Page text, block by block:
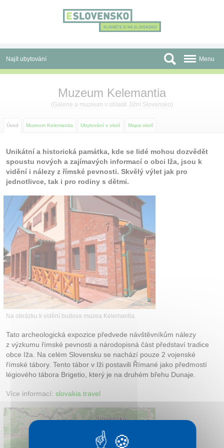
Najít ubytování
Slevy a Last Minute
Autobusové zájezdy
Před cestou
Atrakce
O nás
Kontakt
Menu
Muzeum Kelemantia
(Galerie a muzeum v oblasti Jižní Slovensko)
Úvod Muzeum Kelemantia Ubytování v okolí Mapa okolí
Unikátní a historická památka, kde se lidé mohou dozvědět
spoustu nových a zajímavých informací o obci Iža, jsou k
vidění i nálezy z římské pevnosti. Skvělý výlet jak pro
jednotlivce, tak i pro rodiny s dětmi.
Na obrázku k vidění budova muzea Kelemantia.
Tato archeologická expozice předvede návštěvníkům nálezy
z výzkumu římské pevnosti a národopisná část představí tradice
obce Iža. Na celém Slovensku se nachází pouze 2 vojenské
římské tábory. Tento tábor v Iži postavili Římané jako předmostí
légiového tábora Brigetio, který je na druhém břehu Dunaje.
Více informací: slovakia.travel